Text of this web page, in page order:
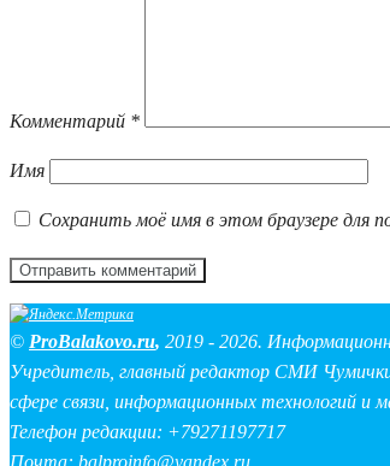
Комментарий *
Имя
Сохранить моё имя в этом браузере для
© ProBalakovo.ru, 2019 - 2026.
Учредитель, главный редактор СМИ
сфере связи, информационных технологий и
Телефон редакции: +79271197717
Почта: balproinfo@yandex.ru